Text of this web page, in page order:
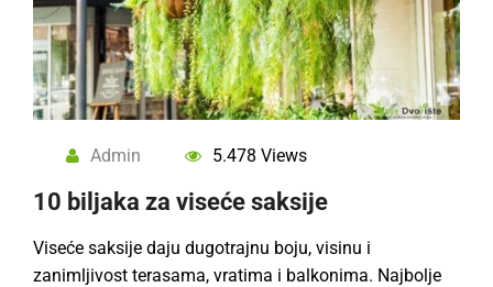
Admin 5.478 Views
10 bilјaka za viseće saksije
Viseće saksije daju dugotrajnu boju, visinu i
zanimlјivost terasama, vratima i balkonima. Najbolјe